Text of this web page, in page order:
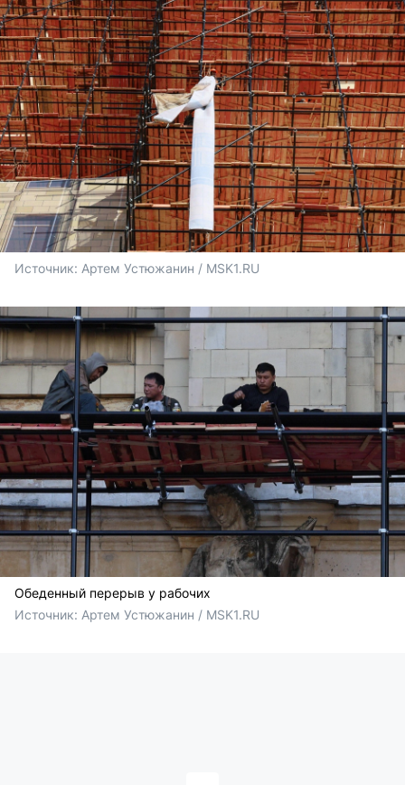
Источник: Артем Устюжанин / MSK1.RU
Обеденный перерыв у рабочих
Источник: Артем Устюжанин / MSK1.RU